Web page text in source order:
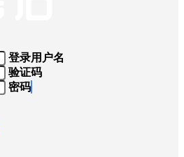
登录用户名
验证码
密码